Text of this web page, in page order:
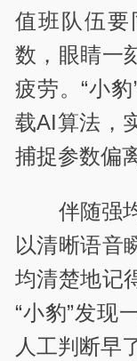
值班队伍要
数，眼睛一
疲劳。“小
载AI算法，
捕捉参数偏
伴随强
以清晰语音
均清楚地记
“小豹”发现
人工判断早